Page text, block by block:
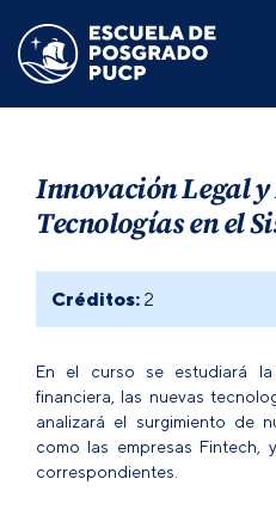
Innovación Legal y
Tecnologías en el
Créditos: 2
En el curso se estudiará
financiera, las nuevas
analizará el surgimiento de
como las empresas Fintech,
correspondientes.